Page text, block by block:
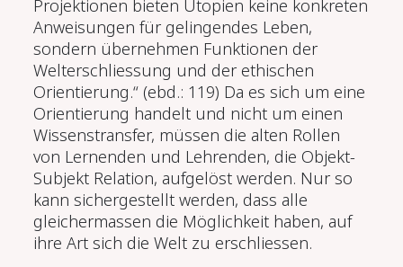
Projektionen bieten Utopien keine konkreten
Anweisungen für gelingendes Leben,
sondern übernehmen Funktionen der
Welterschliessung und der ethischen
Orienti­erung.“ (ebd.: 119) Da es sich um eine
Orientierung handelt und nicht um einen
Wissenstransfer, müssen die alten Rollen
von Lernenden und Lehrenden, die Objekt-
Subjekt Relation, aufgelöst werden. Nur so
kann sichergestellt werden, dass alle
gleichermassen die Möglichkeit haben, auf
ihre Art sich die Welt zu erschliessen.